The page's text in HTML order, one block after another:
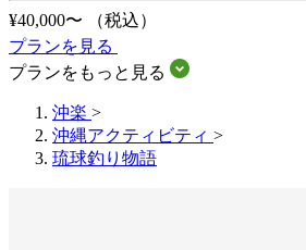
¥40,000〜
（税込）
プランを見る
プランをもっと見る
沖楽 >
沖縄アクティビティ >
琉球釣り物語